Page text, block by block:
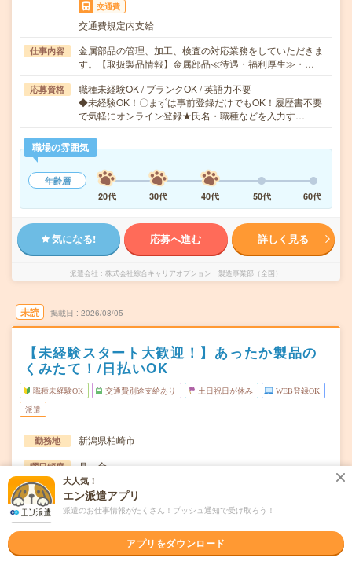
交通費
交通費規定内支給
仕事内容
金属部品の管理、加工、検査の対応業務をしていただきま
す。【取扱製品情報】金属部品≪待遇・福利厚生≫・…
応募資格
職種未経験OK / ブランクOK / 英語力不要
◆未経験OK！〇まずは事前登録だけでもOK！履歴書不要
で気軽にオンライン登録★氏名・職種などを入力す…
職場の雰囲気
年齢層
20代
30代 40代 50代 60代
気になる! 応募へ進む 詳しく見る
派遣会社 株式会社綜合キャリアオプション 製造事業部（全国）
未読 掲載日 2026/08/05
【未経験スタート大歓迎！】あったか製品の
くみたて！/日払いOK
職種未経験OK 交通費別途支給あり 土日祝日が休み WEB登録OK
派遣
勤務地 新潟県柏崎市
曜日頻度 月～金
時間 08:10～17:10
期間 長期でお仕事できる方、大歓迎！
時給1170円
大人気！
エン派遣アプリ
派遣のお仕事情報がたくさん！プッシュ通知で受け取ろう！
アプリをダウンロード